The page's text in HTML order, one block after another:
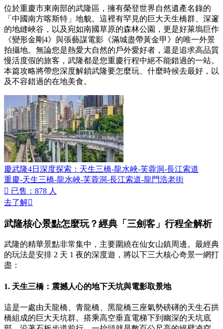
位於重慶市東南部的武隆區，擁有榮登世界自然遺產名錄的
「中國南方喀斯特」地貌。這裡有罕見的巨大天生橋群、深邃
的地縫峽谷，以及宛如南國草原的森林公園，更是好萊塢巨作
《變形金剛4》與張藝謀電影《滿城盡帶黃金甲》的唯一外景
拍攝地。無論您是熱愛大自然的戶外愛好者，還是追求高品質
慢活度假的旅客，武隆都是您重慶行程中絕不能錯過的一站。
本篇攻略將帶您深度解鎖武隆要怎麼玩、什麼時候去最好，以
及不容錯過的在地美食。
慶武隆4日深度探索：天生三橋-龍水峽-芙蓉洞-長江索道
重慶-天生三橋-龍水峽-芙蓉洞-長江索道-龍門浩老街
 已售：878 人
去了解
武隆核心景點怎麼玩？經典「三劍客」行程全解析
武隆的精華景點非常集中，主要圍繞在仙女山鎮周邊。最經典
的玩法是安排 2 天 1 夜的深度遊，將以下三大核心奇景一網打
盡：
1. 天生三橋：震撼人心的地下天坑與電影取景地
這是一處由天龍橋、青龍橋、黑龍橋三座氣勢磅礡的天生石拱
橋組成的巨大天坑群。搭乘高空垂直電梯下到幽深的天坑底